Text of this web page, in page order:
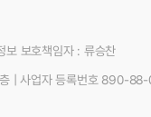
보 보호책임자 : 류승찬
|사업자 등록번호 890-